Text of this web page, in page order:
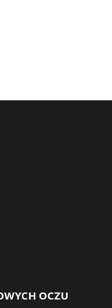
OCZU